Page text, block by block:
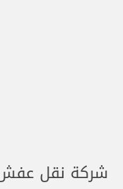
شركة نقل عفش